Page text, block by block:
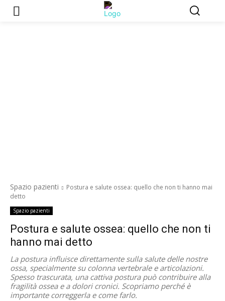
Spazio pazienti
Postura e salute ossea: quello che non ti hanno mai
detto
Spazio pazienti
Postura e salute ossea: quello che non ti
hanno mai detto
La postura influisce direttamente sulla salute delle nostre
ossa, specialmente su colonna vertebrale e articolazioni.
Spesso trascurata, una cattiva postura può contribuire alla
fragilità ossea e a dolori cronici. Scopriamo perché è
importante correggerla e come farlo.